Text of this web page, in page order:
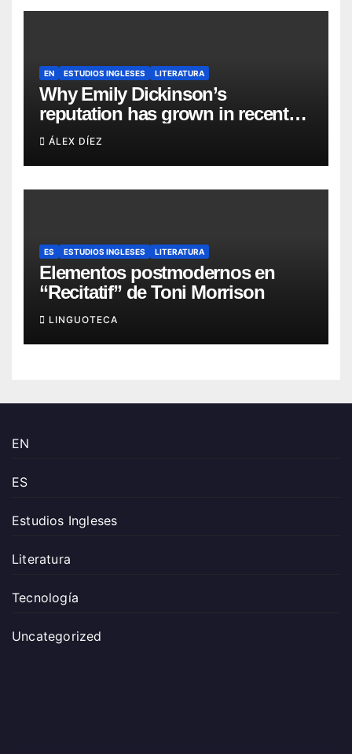
EN ESTUDIOS INGLESES LITERATURA
Why Emily Dickinson’s
reputation has grown in recent
years?
ÁLEX DÍEZ
ES ESTUDIOS INGLESES LITERATURA
Elementos postmodernos en
“Recitatif” de Toni Morrison
LINGUOTECA
EN
ES
Estudios Ingleses
Literatura
Tecnología
Uncategorized